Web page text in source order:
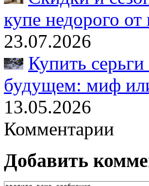
купе недорого от
23.07.2026
Купить
будущем: миф
13.05.2026
Комментарии
Добавить